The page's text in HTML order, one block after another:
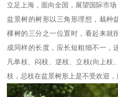
立足上海，面向全国，展望国际市场
盆景树的树形以三角形理想，栽种
棵树的三分之一位置时，看起来就
成同样的长度，应长短粗细不一，
凡单枝、闷枝、逆枝、立枝(向上枝
枝，忌枝在盆景树形上是不受欢迎，